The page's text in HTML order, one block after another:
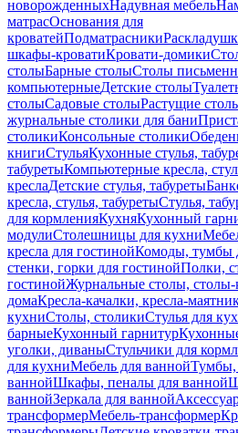
новорожденныхНадувная мебель
матрасОснования для
кроватейПодматрасники
шкафы-кроватиКровати-домики
столыБарные столыСтолы
компьютерныеДетские столы
столыСадовые столыРастущие
журнальные столики для бани
столикиКонсольные столики
книгиСтульяКухонные стулья,
табуретыКомпьютерные кресла,
креслаДетские стулья, табуреты
кресла, стулья, табуретыСтулья,
для кормленияКухняКухонный
модулиСтолешницы для кухни
кресла для гостинойКомоды, тумбы
стенки, горки для гостинойПолки,
гостинойЖурнальные столы, столы-
домаКресла-качалки, кресла-
кухниСтолы, столикиСтулья для
барныеКухонный гарнитур
уголки, диваныСтульчики для
для кухниМебель для ваннойТумбы,
ваннойШкафы, пеналы для ванной
ваннойЗеркала для ванной
трансформерМебель-трансформер